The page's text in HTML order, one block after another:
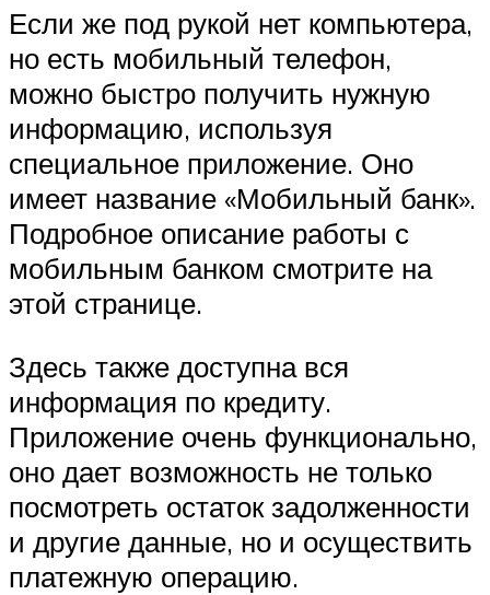
Если же под рукой нет компьютера,
но есть мобильный телефон,
можно быстро получить нужную
информацию, используя
специальное приложение. Оно
имеет название «Мобильный банк».
Подробное описание работы с
мобильным банком смотрите на
этой странице.
Здесь также доступна вся
информация по кредиту.
Приложение очень функционально,
оно дает возможность не только
посмотреть остаток задолженности
и другие данные, но и осуществить
платежную операцию.